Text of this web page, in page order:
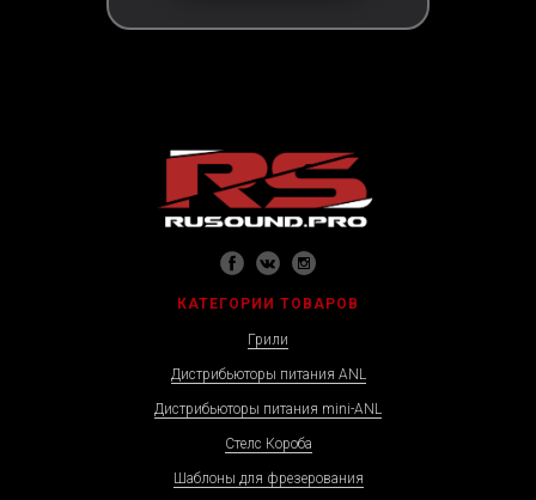
КАТЕГОРИИ ТОВАРОВ
Грили
Дистрибьюторы питания ANL
Дистрибьюторы питания mini-ANL
Стелс Короба
Шаблоны для фрезерования